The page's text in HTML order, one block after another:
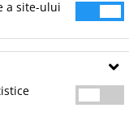
reciclat cu maner
lumeni si
de tip C.Dimensiune/
a site-ului